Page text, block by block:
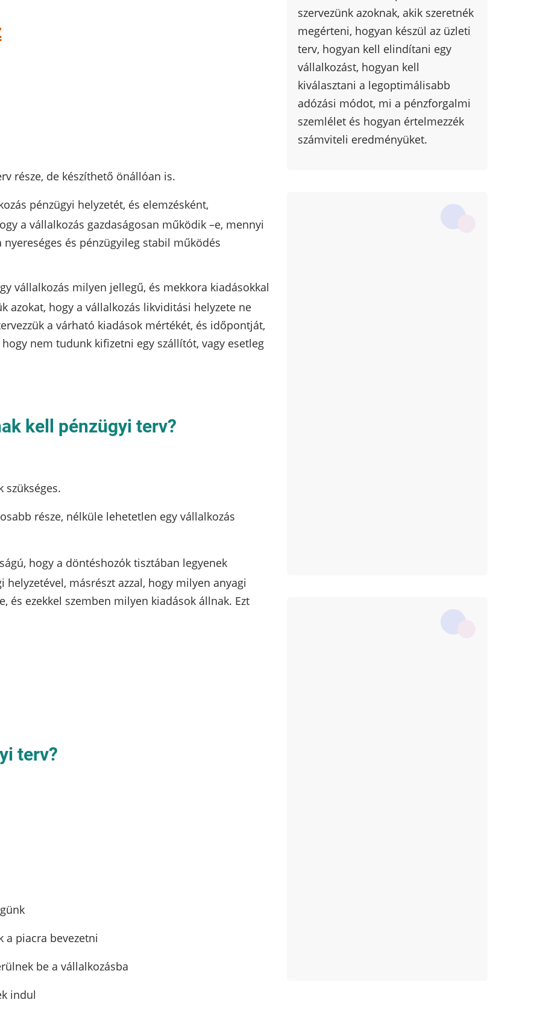
része, de készíthető önállóan is.
pénzügyi helyzetét, és elemzésként,
a vállalkozás gazdaságosan működik –e, mennyi
és pénzügyileg stabil működés
vállalkozás milyen jellegű, és mekkora kiadásokkal
azokat, hogy a vállalkozás likviditási helyzete ne
a várható kiadások mértékét, és időpontját,
nem tudunk kifizetni egy szállítót, vagy esetleg
kell pénzügyi terv?
szükséges.
része, nélküle lehetetlen egy vállalkozás
hogy a döntéshozók tisztában legyenek
helyzetével, másrészt azzal, hogy milyen anyagi
és ezekkel szemben milyen kiadások állnak. Ezt
terv?
a piacra bevezetni
be a vállalkozásba
indul
szervezünk azoknak, akik szeretnék
megérteni, hogyan készül az üzleti
terv, hogyan kell elindítani egy
vállalkozást, hogyan kell
kiválasztani a legoptimálisabb
adózási módot, mi a pénzforgalmi
szemlélet és hogyan értelmezzék
számviteli eredményüket.